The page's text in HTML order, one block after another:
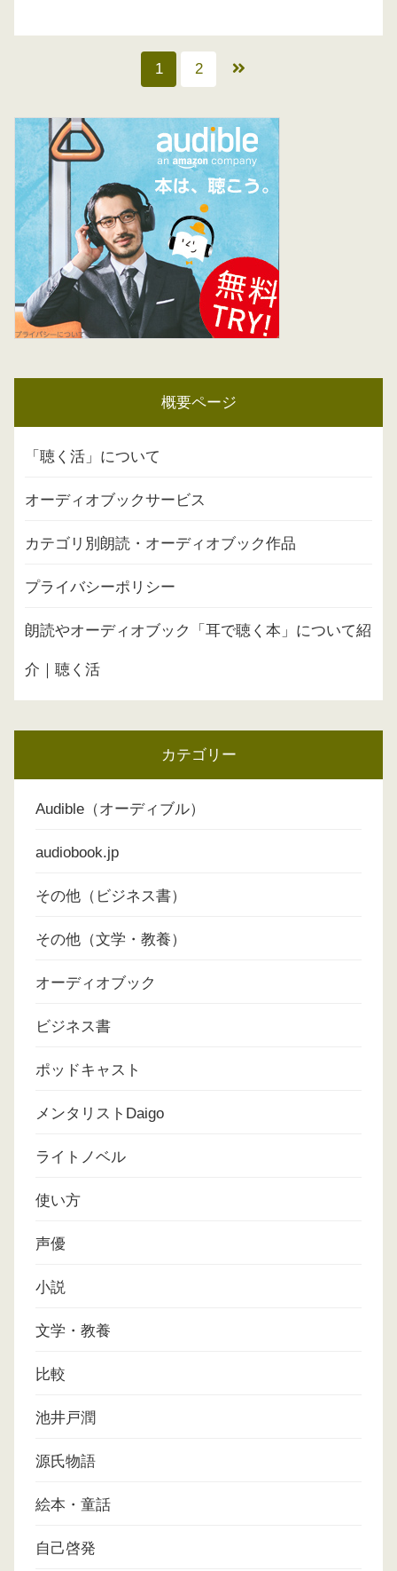
1 2
概要ページ
「聴く活」について
オーディオブックサービス
カテゴリ別朗読・オーディオブック作品
プライバシーポリシー
朗読やオーディオブック「耳で聴く本」について紹
介｜聴く活
カテゴリー
Audible（オーディブル）
audiobook.jp
その他（ビジネス書）
その他（文学・教養）
オーディオブック
ビジネス書
ポッドキャスト
メンタリストDaigo
ライトノベル
使い方
声優
小説
文学・教養
比較
池井戸潤
源氏物語
絵本・童話
自己啓発